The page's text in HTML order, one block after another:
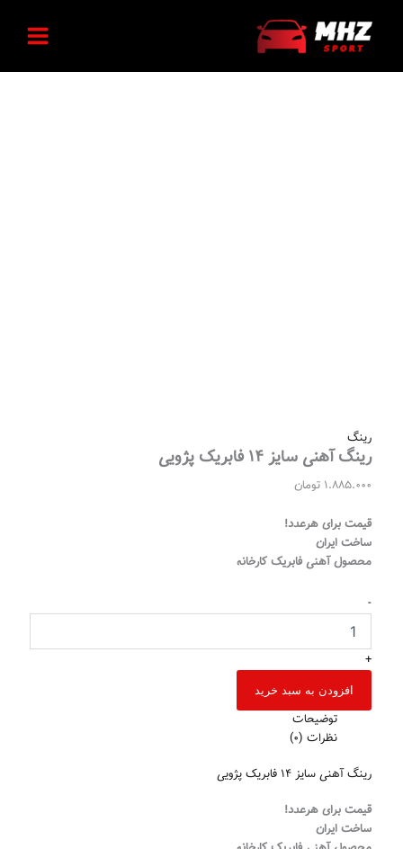
رینگ
رینگ آهنی سایز 14 فابریک پژویی
1.885.000 تومان
قیمت برای هرعدد!
ساخت ایران
محصول آهنی فابریک کارخانه
-
آهنی
سایز
+
افزودن به سبد خرید
توضیحات
نظرات (0)
رینگ آهنی سایز 14 فابریک پژویی
قیمت برای هرعدد!
ساخت ایران
عدد